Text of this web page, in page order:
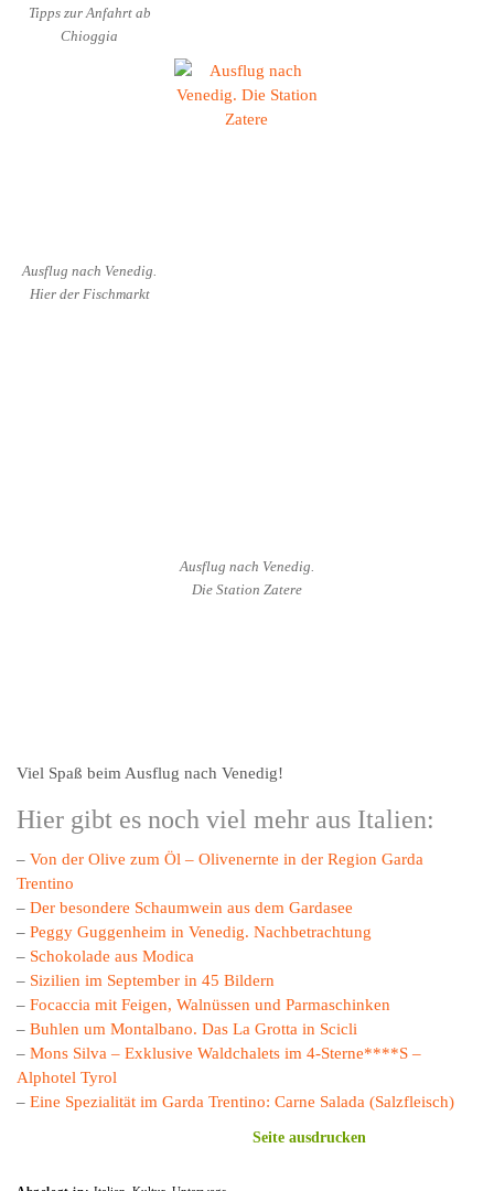
Tipps zur Anfahrt ab
Chioggia
Hier gibt es noch viel mehr aus Italien:
–Von der Olive zum Öl – Olivenernte in der Region Garda
Der besondere Schaumwein aus dem Gardasee
Sizilien im September in 45 Bildern
Buhlen um Montalbano. Das La Grotta in Scicli
Mons Silva – Exklusive Waldchalets im 4-Sterne****S –
Seite ausdrucken
Reisetipp, unterwegs, Vaporetto,Venecia,